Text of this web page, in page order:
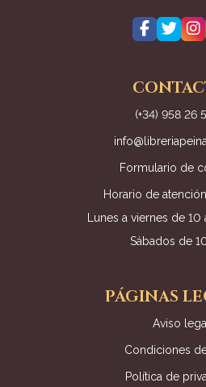
(+34) 958 26
Formulario de
Horario de
Lunes a viernes de 10
Sábados de
PÁGINAS
Aviso
Condiciones
Política de